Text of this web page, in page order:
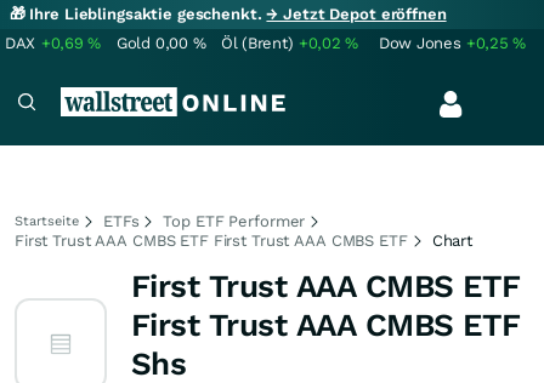
🎁 Ihre Lieblingsaktie geschenkt.→ Jetzt Depot eröffnen
DAX +0,69% Gold 0,00 % Öl (Brent) +0,02% Dow Jones +0,25%
Startseite ETFs
Top ETF Performer
First Trust AAA CMBS ETF First Trust AAA CMBS ETF
Chart
First Trust AAA CMBS ETF
First Trust AAA CMBS ETF
Shs